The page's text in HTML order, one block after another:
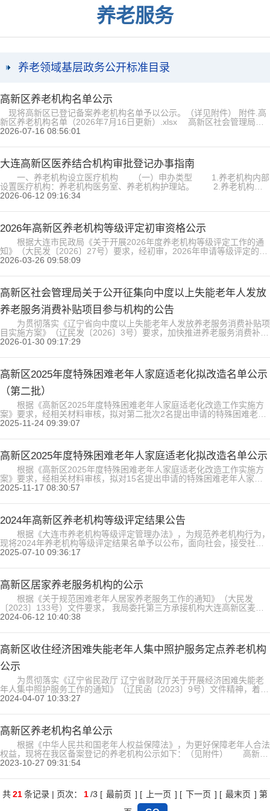
养老服务
养老领域基层政务公开标准目录
高新区养老机构名单公示
现将高新区已登记备案养老机构名单予以公示。（详见附件） 附件.高
新区养老机构名单（2026年7月16日更新）.xlsx 高新区社会管理局
2026年7月16日...
2026-07-16 08:56:01
大连高新区医养结合机构审批登记办事指南
一、养老机构设立医疗机构 （一）申办类型 1.养老机构内部
设置医疗机构：养老机构医务室、养老机构护理站。 2.养老机构申
请举办二级及以下医疗机构。 3.养老机构申请设立三级医疗机构。
护理站，实行备案制管理，可到大连高新技术产业园区高新街1号大连高
新区公共服务中心二楼...
2026-06-12 09:16:34
2026年高新区养老机构等级评定初审资格公示
根据大连市民政局《关于开展2026年度养老机构等级评定工作的通
知》（大民发〔2026〕27号）要求，经初审，2026年申请等级评定的养
老机构共2家（详见附件），均为首次申请。现将申请名单进行公示，公
示期内及时向社会管理局（联系电话：0411-84792002）反映。 附
件.2026年高新区养...
2026-03-26 09:58:09
高新区社会管理局关于公开征集向中度以上失能老年人发放
养老服务消费补贴项目参与机构的公告
为贯彻落实《辽宁省向中度以上失能老年人发放养老服务消费补贴项
目实施方案》（辽民发〔2026〕3号）要求，加快推进养老服务消费补贴
项目实施，确保符合条件的养老服务机构、社区养老服务机构及第三方专
研究决定，现启动项目参与机构遴选工作。现将有关事项通知如下：
一、遴选对象 本次遴选面向高新区范围内...
2026-01-30 09:17:29
高新区2025年度特殊困难老年人家庭适老化拟改造名单公示
（第二批）
根据《高新区2025年度特殊困难老年人家庭适老化改造工作实施方
案》要求，经相关材料审核，拟对第二批次2名提出申请的特殊困难老年
人家庭进行适老化改造。现将拟改造名单进行公示，公示期为5个工作日
社会管理局（联系电话：0411-84792002）反映。 附件.高新区
2025年度特殊困难老年人家庭...
2025-11-24 09:39:07
高新区2025年度特殊困难老年人家庭适老化拟改造名单公示
根据《高新区2025年度特殊困难老年人家庭适老化改造工作实施方
案》要求，经相关材料审核，拟对15名提出申请的特殊困难老年人家庭
进行适老化改造。现将拟改造名单进行公示，公示期为5个工作日（2025
理局（联系电话：0411-84792002）反映。 附件.高新区2025年度特
殊困难老年人家庭适老化拟...
2025-11-17 08:30:57
2024年高新区养老机构等级评定结果公告
根据《大连市养老机构等级评定管理办法》，为规范养老机构行为，
现将2024年养老机构等级评定结果名单予以公布，面向社会，接受社会
监督。（详见附件） 附件：2024年高新区养老机构等级评定结果名
2025年7月10...
2025-07-10 09:36:17
高新区居家养老服务机构的公示
根据《关于规范困难老年人居家养老服务工作的通知》（大民发
〔2023〕133号）文件要求， 我局委托第三方承接机构大连高新区麦芽
糖老年照护中心、大连华仕山庄养老产业发展有限公司提供居家养老服
作日。如有异议，请在公示期内向高新区社会管理局民政科反馈，联系电
话：0411-84790761。 ...
2024-06-12 10:40:38
高新区收住经济困难失能老年人集中照护服务定点养老机构
公示
为贯彻落实《辽宁省民政厅 辽宁省财政厅关于开展经济困难失能老
年人集中照护服务工作的通知》（辽民函〔2023〕9号）文件精神，着力
解决经济困难失能老年人照护服务难题，现将定点养老机构公示如下：
单.xlsx...
2024-04-07 10:33:27
高新区养老机构名单公示
根据《中华人民共和国老年人权益保障法》，为更好保障老年人合法
权益，现将在我区备案登记的养老机构公示如下：（见附件） 高新区
养老机构一览表（2023年10月更新）.xlsx...
2023-10-27 09:31:54
共21条记录 | 页次： 1/3 [ 最前页 ] [ 上一页 ] [ 下一页 ] [ 最末页 ] 第